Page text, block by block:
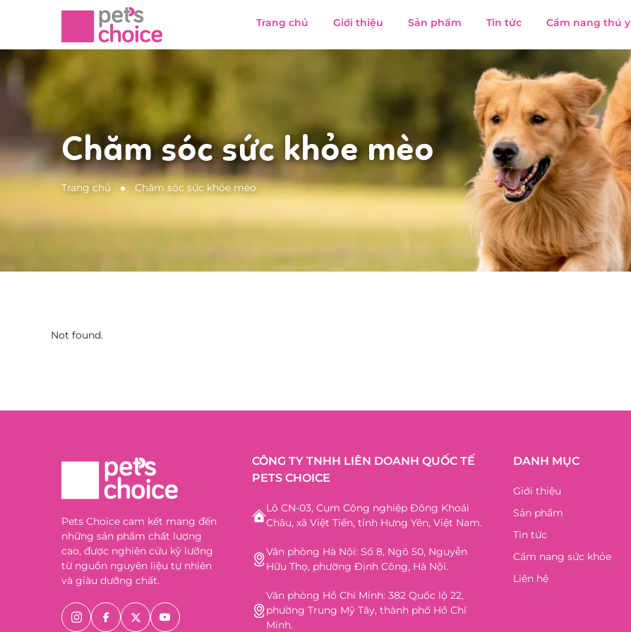
Trang chủ Giới thiệu Sản phẩm Tin tức Cẩm nang thú y
Chăm sóc sức khỏe mèo
Trang chủ Chăm sóc sức khỏe mèo
Not found.
Pets Choice cam kết mang đến
những sản phẩm chất lượng
cao, được nghiên cứu kỹ lưỡng
từ nguồn nguyên liệu tự nhiên
và giàu dưỡng chất.
CÔNG TY TNHH LIÊN DOANH QUỐC TẾ
PETS CHOICE
Lô CN-03, Cụm Công nghiệp Đông Khoái
Châu, xã Việt Tiến, tỉnh Hưng Yên, Việt Nam.
Văn phòng Hà Nội: Số 8, Ngõ 50, Nguyễn
Hữu Thọ, phường Định Công, Hà Nội.
Văn phòng Hồ Chí Minh: 382 Quốc lộ 22,
phường Trung Mỹ Tây, thành phố Hồ Chí
Minh.
DANH MỤC
Giới thiệu
Sản phẩm
Tin tức
Cẩm nang sức khỏe
Liên hệ